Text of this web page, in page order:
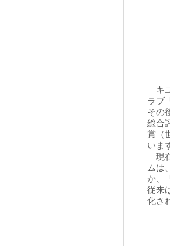
キ
ラブ
その
総合
賞（
いま
現
ムは
か、
従来
化さ